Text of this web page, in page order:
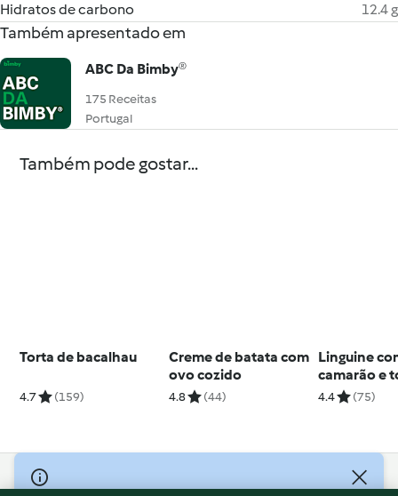
Hidratos de carbono
12.4 g
Também apresentado em
ABC Da Bimby®
175 Receitas
Portugal
Também pode gostar...
Torta de bacalhau
4.7 (159)
Creme de batata com
ovo cozido
4.8 (44)
Linguine
camarão e
cereja
4.4 (75)
© Copyright 2026